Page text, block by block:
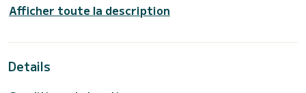
Le bateau dispose de 5 cabines entièrement équipées et
d'une capacité de 11 personnes. D'une longueur hors tout
vacances exceptionnelles sur l'eau dans les environs de
Afficher toute la description
Details